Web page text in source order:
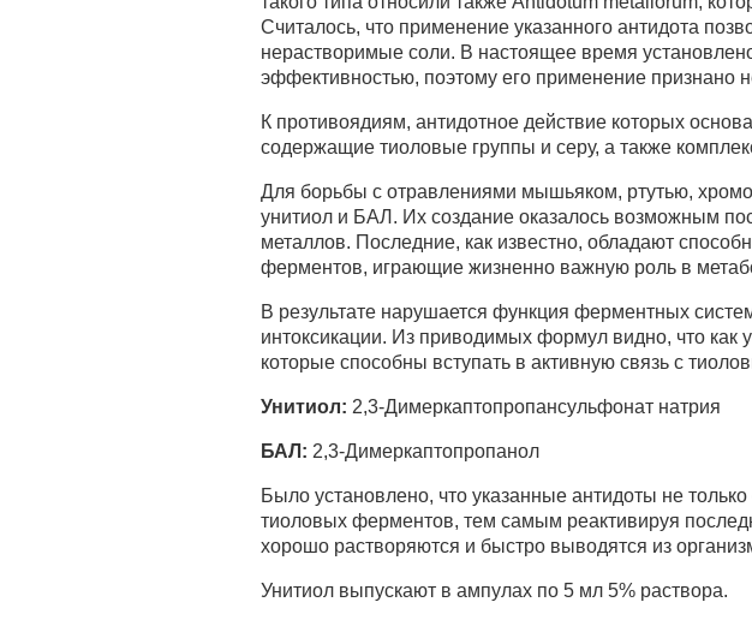
Считалось, что применение указанного антидота
нерастворимые соли. В настоящее время
эффективностью, поэтому его применение признано
К противоядиям, антидотное действие которых
содержащие тиоловые группы и серу, а также
Для борьбы с отравлениями мышьяком, ртутью,
унитиол и БАЛ. Их создание оказалось возможным
металлов. Последние, как известно, обладают
ферментов, играющие жизненно важную роль в
В результате нарушается функция ферментных
интоксикации. Из приводимых формул видно, что как
которые способны вступать в активную связь с
Унитиол: 2,3-Димеркаптопропансульфонат натрия
БАЛ: 2,3-Димеркаптопропанол
Было установлено, что указанные антидоты не
тиоловых ферментов, тем самым реактивируя
хорошо растворяются и быстро выводятся из
Унитиол выпускают в ампулах по 5 мл 5% раствора.